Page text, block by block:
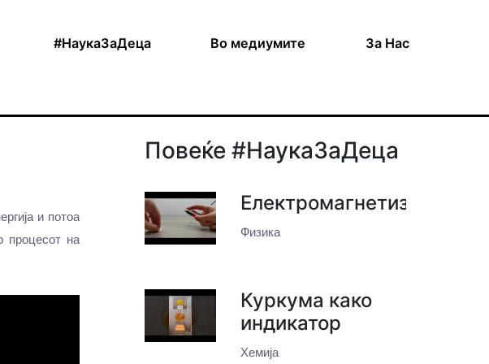
#НаукаЗаДеца Во медиумите За Нас
и потоа
процесот на
Повеќе #НаукаЗаДеца
Електромагнетизам
Физика
Куркума како
индикатор
Хемија